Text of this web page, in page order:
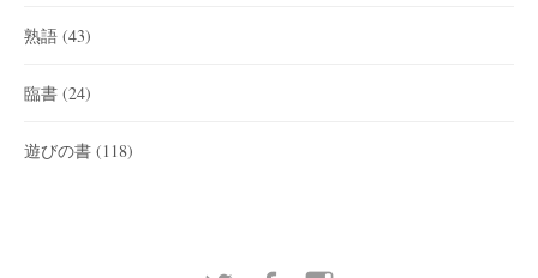
熟語 (43)
臨書 (24)
遊びの書 (118)